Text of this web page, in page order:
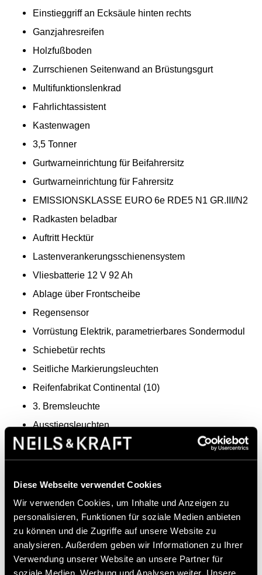
Diese Webseite verwendet Cookies
Wir verwenden Cookies, um Inhalte und Anzeigen zu
personalisieren, Funktionen für soziale Medien anbieten
zu können und die Zugriffe auf unsere Website zu
analysieren. Außerdem geben wir Informationen zu Ihrer
Verwendung unserer Website an unsere Partner für
soziale Medien, Werbung und Analysen weiter. Unsere
Einstieggriff an Ecksäule hinten rechts
Ganzjahresreifen
Holzfußboden
Zurrschienen Seitenwand an Brüstungsgurt
Multifunktionslenkrad
Fahrlichtassistent
Kastenwagen
3,5 Tonner
Gurtwarneinrichtung für Beifahrersitz
Gurtwarneinrichtung für Fahrersitz
EMISSIONSKLASSE EURO 6e RDE5 N1 GR.III/N2
Radkasten beladbar
Auftritt Hecktür
Lastenverankerungsschienensystem
Vliesbatterie 12 V 92 Ah
Ablage über Frontscheibe
Regensensor
Vorrüstung Elektrik, parametrierbares Sondermodul
Schiebetür rechts
Seitliche Markierungsleuchten
Reifenfabrikat Continental (10)
3. Bremsleuchte
Ausstiegsleuchten
Außenspiegel elektrisch heranklappbar
Wärmed. Glas mit Bandfilter an der Frontscheibe
Stoff Maturin schwarz
Aussentemperaturanzeige
Außenspiegel heizbar und elektrisch verstellbar
ATTENTION ASSIST
Cupholder vorn